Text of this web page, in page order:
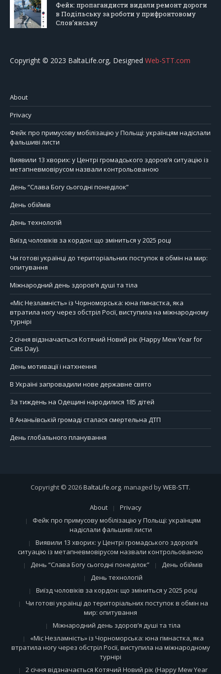
Фейк: пропагандисти видали ремонт дороги
в Подільську за роботи у прифронтовому
Слов’янську
Copyright © 2023 BaltaLife.org, Designed Web-STT.com
About
Privacy
Фейк про примусову мобілізацію у Польщі: українцям надіслали
фальшиві листи
Виявили 13 хворих: у Центрі громадського здоров’я ситуацію із
метапневмовірусом назвали контрольованою
День “Слава Богу сьогодні понеділок”
День обіймів
День технологій
Виїзд чоловіків за кордон: що зміниться у 2025 році
Чи готові українці до територіальних поступок в обмін на мир:
опитування
Міжнародний день здоров’я душі та тіла
«Міс Незламність» із Чорноморська: юна гімнастка, яка
втратила ногу через обстріл Росії, виступила на міжнародному
турнірі
2 січня відзначається Котячий Новий рік (Happy Mew Year for
Cats Day).
День мотивації і натхнення
В Україні запровадили нове державне свято
За тиждень на Одещині народилися 185 дітей
В Ананьївській громаді сталася смертельна ДТП
День глобального планування
Copyright © 2026BaltaLife.org. managed byWEB-STT.
About
Privacy
Фейк про примусову мобілізацію у Польщі: українцям
надіслали фальшиві листи
Виявили 13 хворих: у Центрі громадського здоров’я
ситуацію із метапневмовірусом назвали контрольованою
День “Слава Богу сьогодні понеділок”
День обіймів
День технологій
Виїзд чоловіків за кордон: що зміниться у 2025 році
Чи готові українці до територіальних поступок в обмін на
мир: опитування
Міжнародний день здоров’я душі та тіла
«Міс Незламність» із Чорноморська: юна гімнастка, яка
втратила ногу через обстріл Росії, виступила на міжнародному
турнірі
2 січня відзначається Котячий Новий рік (Happy Mew Year